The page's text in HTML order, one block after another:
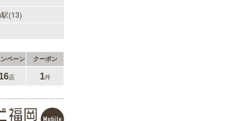
(13)
ペーン クーポン
16店 1件